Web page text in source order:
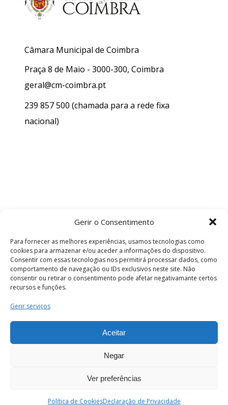
Gerir o Consentimento
Para fornecer as melhores experiências, usamos tecnologias como
cookies para armazenar e/ou aceder a informações do dispositivo.
Consentir com essas tecnologias nos permitirá processar dados, como
comportamento de navegação ou IDs exclusivos neste site. Não
consentir ou retirar o consentimento pode afetar negativamante certos
recursos e funções.
Gerir serviços
Aceitar
Negar
Ver preferências
Política de CookiesDeclaração de Privacidade
Câmara Municipal de Coimbra
Praça 8 de Maio - 3000-300, Coimbra
geral@cm-coimbra.pt
239 857 500 (chamada para a rede fixa
nacional)
Termos e Condições
os direitos reservados.